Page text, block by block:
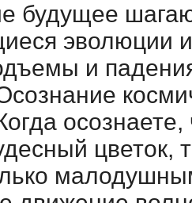
будущее
эволюции
и
цветок,